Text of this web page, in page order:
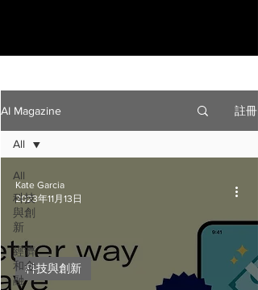
AI Magazine 註冊
All
科技
與創
新
經濟
和金
融
All
科技與創新
Kate Garcia
2023年11月13日